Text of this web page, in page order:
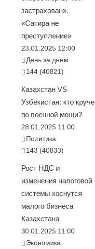
застрахован».
«Сатира не
преступление»
23.01.2025 12:00
День за днем
144 (40821)
Казахстан VS
Узбекистан: кто круче
по военной мощи?
28.01.2025 11:00
Политика
143 (40833)
Рост НДС и
изменения налоговой
системы коснутся
малого бизнеса
Казахстана
30.01.2025 11:00
Экономика